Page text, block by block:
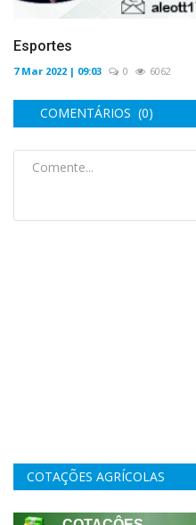
Esportes
7 Mar 2022 | 09:03 0 6062
COMENTÁRIOS (0)
COTAÇÕES AGRÍCOLAS